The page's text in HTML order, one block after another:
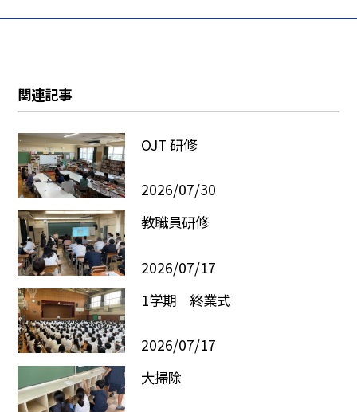
関連記事
OJT 研修
2026/07/30
教職員研修
2026/07/17
1学期 終業式
2026/07/17
大掃除